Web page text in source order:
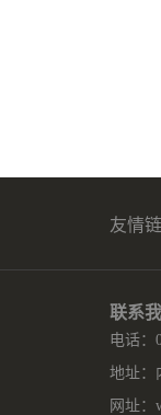
友情链
联系我
电话：
地址：
网址：